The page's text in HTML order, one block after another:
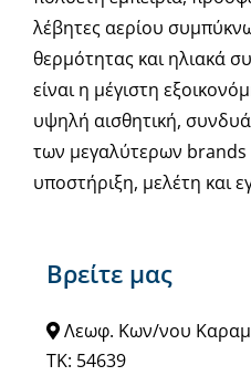
Βρείτε μας
Λεωφ. Κων/νου
ΤΚ: 54639
λέβητες αερίου
θερμότητας και ηλιακά
είναι η μέγιστη
υψηλή αισθητική,
των μεγαλύτερων brands
υποστήριξη, μελέτη και